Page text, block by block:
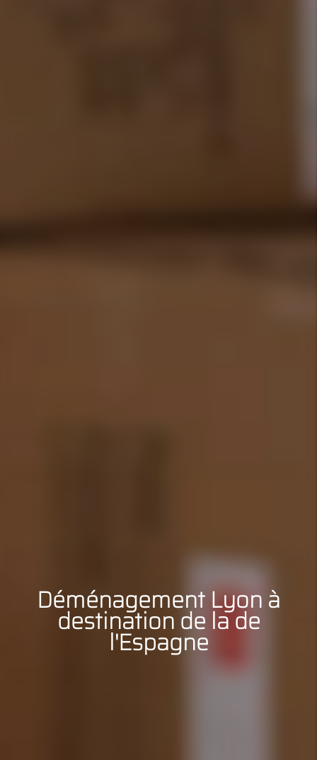
Déménagement Lyon à
destination de la de
l'Espagne